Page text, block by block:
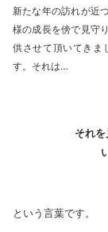
新たな年の訪れが近
様の成長を傍で見守
供させて頂いてきま
す。それは…
それ
という言葉です。